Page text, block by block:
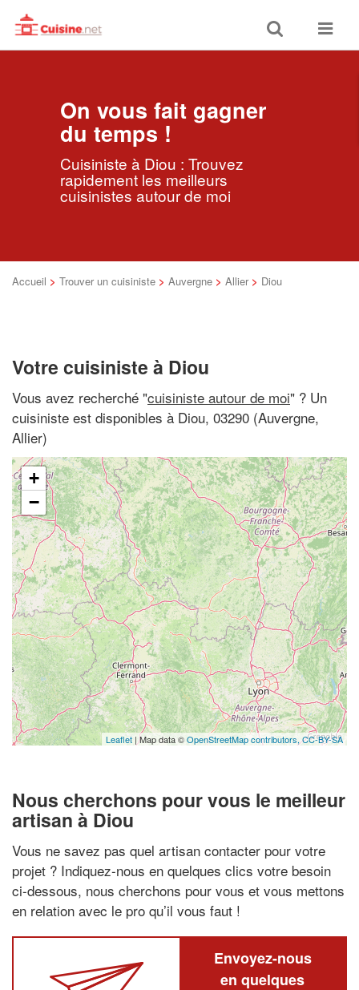
Toggle
search
Toggle
On vous fait gagner
du temps !
Cuisiniste à Diou : Trouvez
rapidement les meilleurs
cuisinistes autour de moi
Accueil > Trouver un cuisiniste > Auvergne > Allier > Diou
Votre cuisiniste à Diou
Vous avez recherché "cuisiniste autour de moi" ? Un
cuisiniste est disponibles à Diou, 03290 (Auvergne,
Allier)
+
−
Leaflet | Map data ©OpenStreetMap contributors,CC-BY-SA
Nous cherchons pour vous le meilleur
artisan à Diou
Vous ne savez pas quel artisan contacter pour votre
projet ? Indiquez-nous en quelques clics votre besoin
ci-dessous, nous cherchons pour vous et vous mettons
en relation avec le pro qu’il vous faut !
Envoyez-nous
en quelques